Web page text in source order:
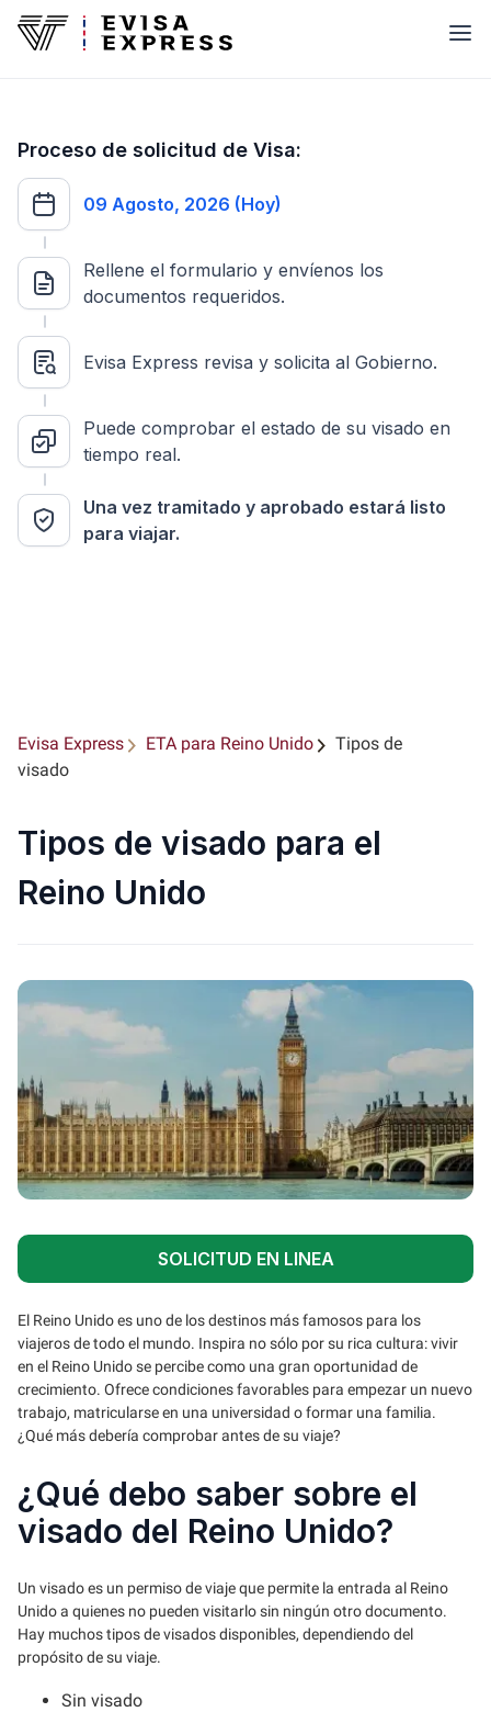
Proceso de solicitud de Visa:
09 Agosto, 2026 (Hoy)
Rellene el formulario y envíenos los
documentos requeridos.
Evisa Express revisa y solicita al Gobierno.
Puede comprobar el estado de su visado en
tiempo real.
Una vez tramitado y aprobado estará listo
para viajar.
Evisa Express ETA para Reino Unido
Tipos de
visado
Tipos de visado para el
Reino Unido
SOLICITUD EN LINEA
El Reino Unido es uno de los destinos más famosos para los
viajeros de todo el mundo. Inspira no sólo por su rica cultura: vivir
en el Reino Unido se percibe como una gran oportunidad de
crecimiento. Ofrece condiciones favorables para empezar un nuevo
trabajo, matricularse en una universidad o formar una familia.
¿Qué más debería comprobar antes de su viaje?
¿Qué debo saber sobre el
visado del Reino Unido?
Un visado es un permiso de viaje que permite la entrada al Reino
Unido a quienes no pueden visitarlo sin ningún otro documento.
Hay muchos tipos de visados disponibles, dependiendo del
propósito de su viaje.
Sin visado